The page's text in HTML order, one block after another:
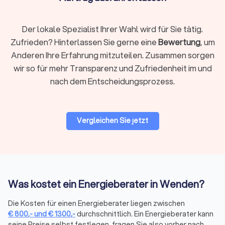
gewährleisten und die Erreichung der angestrebten
Energieeinsparungen zu überprüfen.
Wie finde ich einen Energieberater in
vertrauenswürdige Energieberater in Ihrer Nähe zu finden. Auf
unserer Plattform können Sie vier kostenlose und
verschiedene Bedürfnisse in Wenden
Der lokale Spezialist Ihrer Wahl wird für Sie tätig.
Zufrieden? Hinterlassen Sie gerne eineBewertung, um
Anderen Ihre Erfahrung mitzuteilen. Zusammen sorgen
wir so für mehr Transparenz und Zufriedenheit im und
nach dem Entscheidungsprozess.
Vergleichen Sie jetzt
Was kostet ein Energieberater in Wenden?
Die Kosten für einen Energieberater liegen zwischen
€800,-und€1300,-durchschnittlich. Ein Energieberater kann